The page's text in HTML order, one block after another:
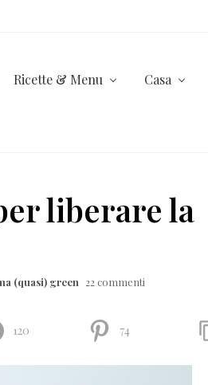
Ricette & Menu Casa
liberare la
(quasi) green 22 commenti
120 74